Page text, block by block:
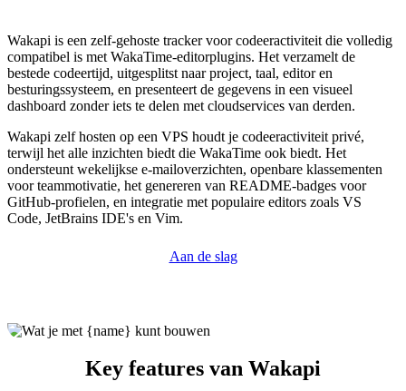
Wakapi is een zelf-gehoste tracker voor codeeractiviteit die volledig
compatibel is met WakaTime-editorplugins. Het verzamelt de
bestede codeertijd, uitgesplitst naar project, taal, editor en
besturingssysteem, en presenteert de gegevens in een visueel
dashboard zonder iets te delen met cloudservices van derden.
Wakapi zelf hosten op een VPS houdt je codeeractiviteit privé,
terwijl het alle inzichten biedt die WakaTime ook biedt. Het
ondersteunt wekelijkse e-mailoverzichten, openbare klassementen
voor teammotivatie, het genereren van README-badges voor
GitHub-profielen, en integratie met populaire editors zoals VS
Code, JetBrains IDE's en Vim.
Aan de slag
Key features van Wakapi